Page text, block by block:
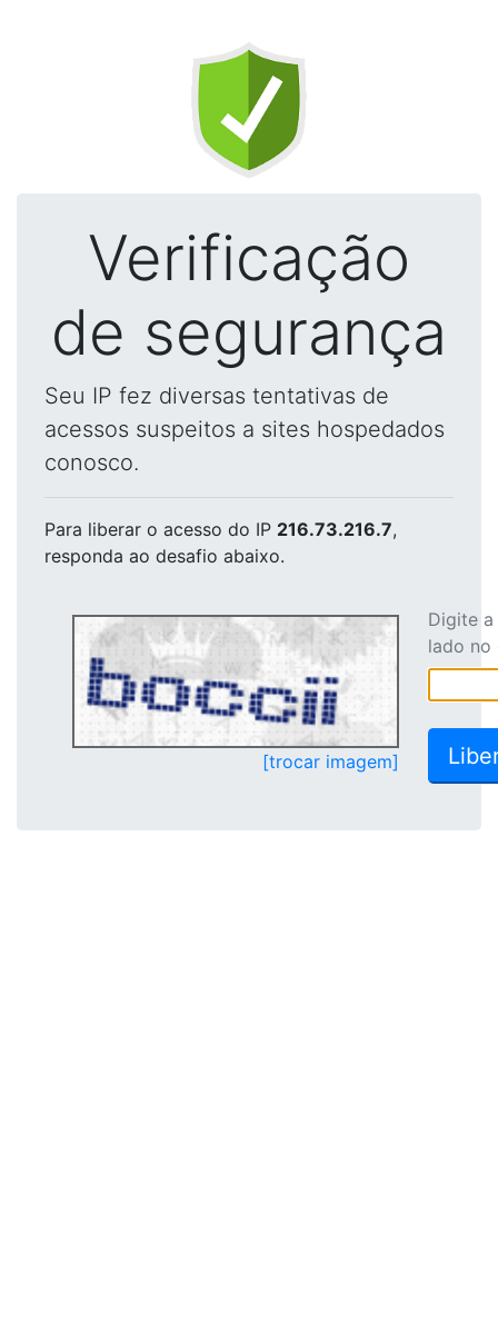
Verificação
de segurança
Seu IP fez diversas tentativas de
acessos suspeitos a sites hospedados
conosco.
Para liberar o acesso do IP 216.73.216.7,
responda ao desafio abaixo.
[trocar imagem]
Digite
lado no